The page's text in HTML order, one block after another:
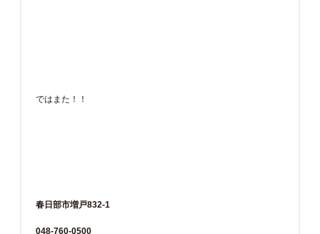
ではまた！！
春日部市増戸832-1
048-760-0500